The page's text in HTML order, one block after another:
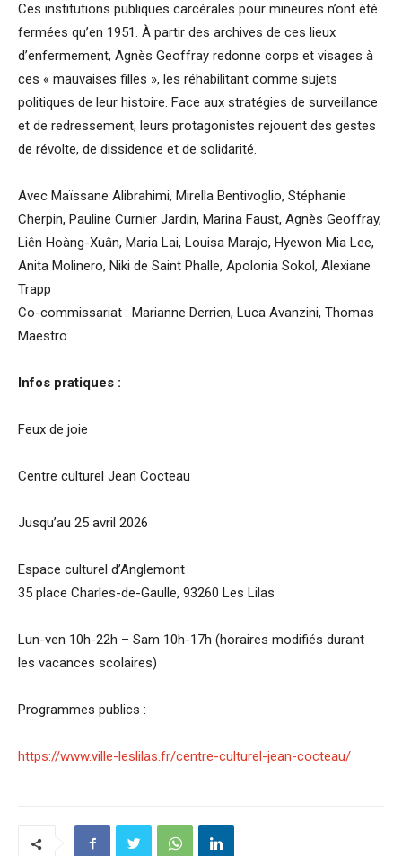
Ces institutions publiques carcérales pour mineures n’ont été
fermées qu’en 1951. À partir des archives de ces lieux
d’enfermement, Agnès Geoffray redonne corps et visages à
ces « mauvaises filles », les réhabilitant comme sujets
politiques de leur histoire. Face aux stratégies de surveillance
et de redressement, leurs protagonistes rejouent des gestes
de révolte, de dissidence et de solidarité.
Avec Maïssane Alibrahimi, Mirella Bentivoglio, Stéphanie
Cherpin, Pauline Curnier Jardin, Marina Faust, Agnès Geoffray,
Liên Hoàng-Xuân, Maria Lai, Louisa Marajo, Hyewon Mia Lee,
Anita Molinero, Niki de Saint Phalle, Apolonia Sokol, Alexiane
Trapp
Co-commissariat : Marianne Derrien, Luca Avanzini, Thomas
Maestro
Infos pratiques :
Feux de joie
Centre culturel Jean Cocteau
Jusqu’au 25 avril 2026
Espace culturel d’Anglemont
35 place Charles-de-Gaulle, 93260 Les Lilas
Lun-ven 10h-22h – Sam 10h-17h (horaires modifiés durant
les vacances scolaires)
Programmes publics :
https://www.ville-leslilas.fr/centre-culturel-jean-cocteau/